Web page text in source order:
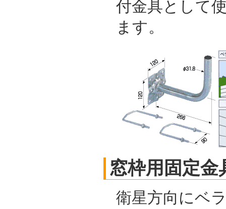
付金具として
ます。
窓枠用固定金
衛星方向にベ